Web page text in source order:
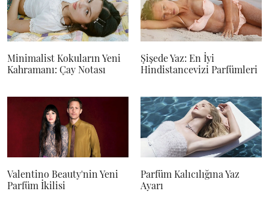
Minimalist Kokuların Yeni
Kahramanı: Çay Notası
Şişede Yaz: En İyi
Hindistancevizi Parfümleri
Valentino Beauty'nin Yeni
Parfüm İkilisi
Parfüm Kalıcılığına Yaz
Ayarı